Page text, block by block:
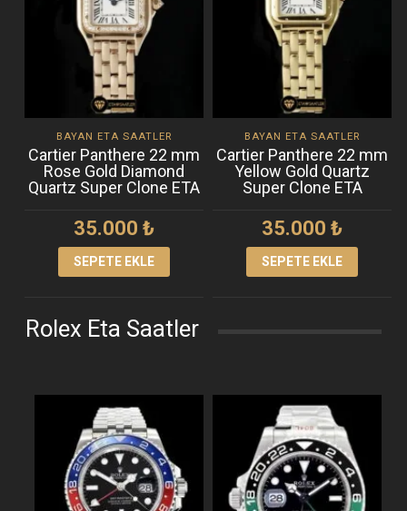
BAYAN ETA SAATLER
Cartier Panthere 22 mm
Rose Gold Diamond
Quartz Super Clone ETA
35.000 ₺
SEPETE EKLE
BAYAN ETA SAATLER
Cartier Panthere 22 mm
Yellow Gold Quartz
Super Clone ETA
35.000₺
SEPETE EKLE
Rolex Eta Saatler